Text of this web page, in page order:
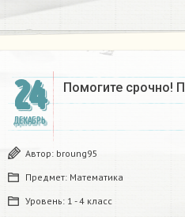
24
ДЕКАБРЬ
Помогите срочно!
Автор: broung95
Предмет: Математика
Уровень: 1 - 4 класс